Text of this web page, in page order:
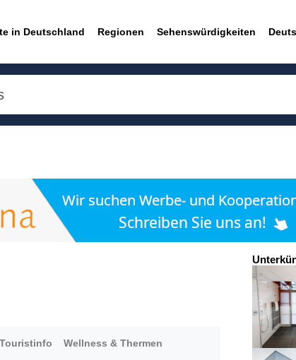
in Deutschland Regionen Sehenswürdigkeiten
Touristinfo Wellness & Thermen